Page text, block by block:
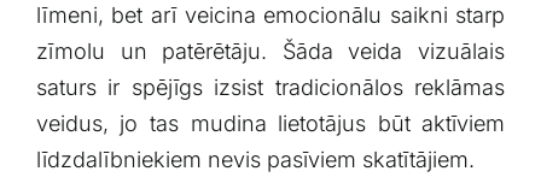
līmeni, bet arī veicina‌ emocionālu saikni starp
zīmolu un patērētāju. Šāda veida vizuālais
saturs ⁣ir spējīgs izsist tradicionālos​ reklāmas
veidus, jo tas mudina lietotājus ⁢būt aktīviem
līdzdalībniekiem nevis pasīviem skatītājiem.